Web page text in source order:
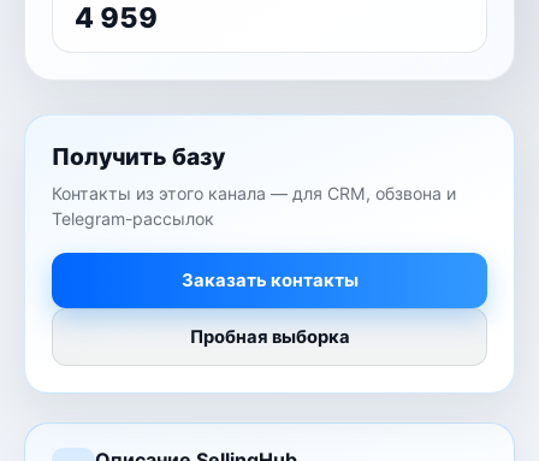
4 959
Получить базу
Контакты из этого канала — для CRM, обзвона и
Telegram-рассылок
Заказать контакты
Пробная выборка